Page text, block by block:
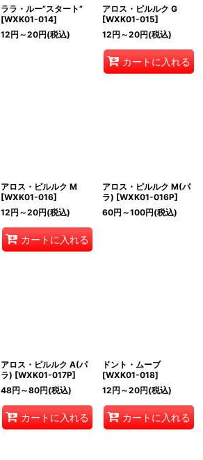
ララ・ルー”スタート”
[WXK01-014]
12円 ～20円(税込)
アロス・ピルルク G
[WXK01-015]
12円 ～20円(税込)
カートに入れる
アロス・ピルルク M
[WXK01-016]
12円 ～20円(税込)
カートに入れる
アロス・ピルルク M(パ
ラ) [WXK01-016P]
60円 ～100円(税込)
アロス・ピルルク A(パ
ラ) [WXK01-017P]
48円 ～80円(税込)
カートに入れる
ドント・ムーブ
[WXK01-018]
12円 ～20円(税込)
カートに入れる